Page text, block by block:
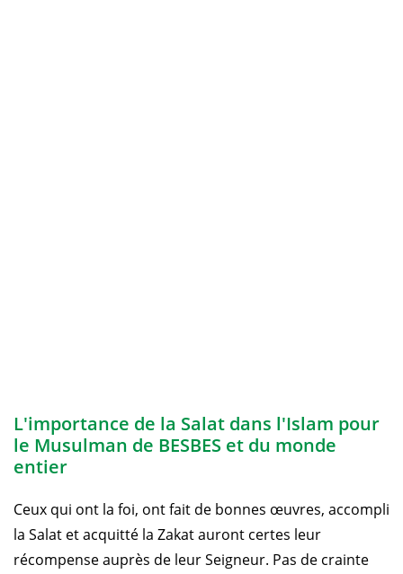
L'importance de la Salat dans l'Islam pour
le Musulman de BESBES et du monde
entier
Ceux qui ont la foi, ont fait de bonnes œuvres, accompli
la Salat et acquitté la Zakat auront certes leur
récompense auprès de leur Seigneur. Pas de crainte